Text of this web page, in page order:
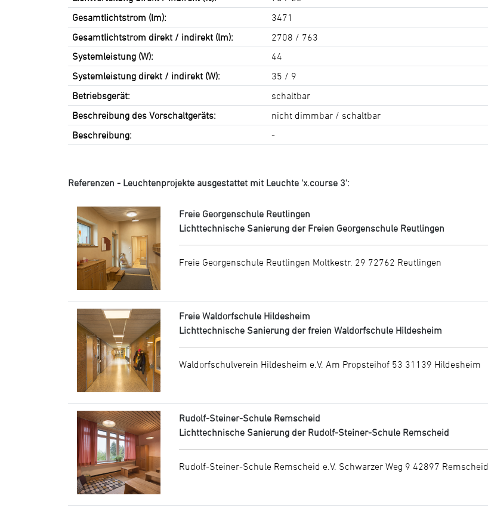
Gesamtlichtstrom (lm):
3471
Gesamtlichtstrom direkt / indirekt (lm):
2708 / 763
Systemleistung (W):
44
Systemleistung direkt / indirekt (W):
35 / 9
Betriebsgerät:
schaltbar
Beschreibung des Vorschaltgeräts:
nicht dimmbar / schaltbar
Beschreibung:
-
Referenzen - Leuchtenprojekte ausgestattet mit Leuchte 'x.course 3':
Freie Georgenschule Reutlingen
Lichttechnische Sanierung der Freien Georgenschule Reutlingen
Freie Georgenschule Reutlingen Moltkestr. 29 72762 Reutlingen
Freie Waldorfschule Hildesheim
Lichttechnische Sanierung der freien Waldorfschule Hildesheim
Waldorfschulverein Hildesheim e.V. Am Propsteihof 53 31139 Hildesheim
Rudolf-Steiner-Schule Remscheid
Lichttechnische Sanierung der Rudolf-Steiner-Schule Remscheid
Rudolf-Steiner-Schule Remscheid e.V. Schwarzer Weg 9 42897 Remscheid